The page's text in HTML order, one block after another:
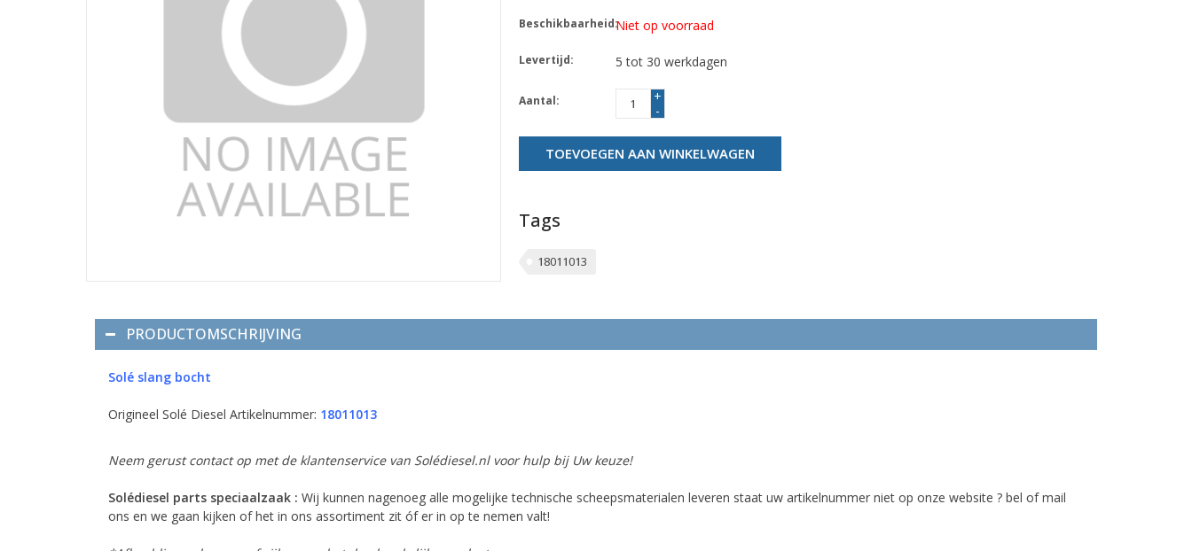
Beschikbaarheid:Niet op voorraad
Levertijd: 5 tot 30 werkdagen
Aantal:
+
-
TOEVOEGEN AAN WINKELWAGEN
Tags
18011013
PRODUCTOMSCHRIJVING
Solé slang bocht
Origineel Solé Diesel Artikelnummer: 18011013
Neem gerust contact op met de klantenservice van Solédiesel.nl voor hulp bij Uw keuze!
Solédiesel parts speciaalzaak : Wij kunnen nagenoeg alle mogelijke technische scheepsmaterialen leveren staat uw artikelnummer niet op onze website ? bel of mail
ons en we gaan kijken of het in ons assortiment zit óf er in op te nemen valt!